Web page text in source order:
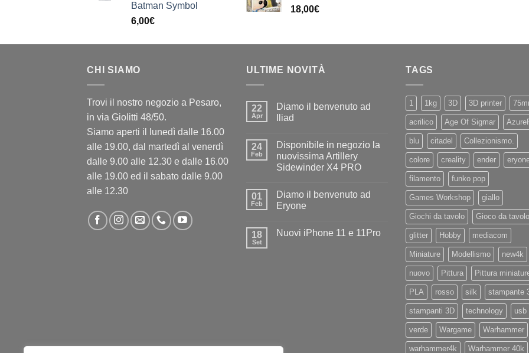
Batman Symbol
6,00€
18,00€
CHI SIAMO
Trovi il nostro negozio a Pesaro,
in via Giolitti 48/50.
Siamo aperti il lunedì dalle 16.00
alle 19.00, dal martedì al venerdì
dalle 9.00 alle 12.30 e dalle 16.00
alle 19.00 ed il sabato dalle 9.00
alle 12.30
ULTIME NOVITÀ
22
Apr
Diamo il benvenuto ad
Iliad
su
Diamo
il
benvenuto
24
Feb
Disponibile in negozio la
nuovissima Artillery
Sidewinder X4 PRO
su
Disponibile
in
nuovissima
01
Feb
Diamo il benvenuto ad
Eryone
su
18
Set
Nuovi iPhone 11 e 11Pro
TAGS
1 1kg 3D 3D printer
acrilico Age Of Sigmar
blu citadel Collezionismo.
colore creality ender
filamento funko pop
Games Workshop giallo
Giochi da tavolo Gioco da tavolo
glitter Hobby mediacom
Miniature Modellismo new4k
nuovo Pittura Pittura
PLA rosso silk stampante
stampanti 3D technology usb
verde Wargame Warhammer
warhammer4k Warhammer 40k